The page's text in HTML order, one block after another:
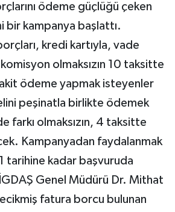
ödeme güçlüğü çeken
bir kampanya başlattı.
kredi kartıyla, vade
olmaksızın 10 taksitte
ödeme yapmak isteyenler
peşinatla birlikte ödemek
farkı olmaksızın, 4 taksitte
Kampanyadan faydalanmak
tarihine kadar başvuruda
Genel Müdürü Dr. Mithat
fatura borcu bulunan